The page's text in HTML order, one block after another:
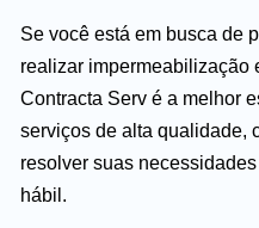
Se você está em busca de
realizar impermeabilização
Contracta Serv é a melhor
serviços de alta qualidade,
resolver suas
hábil.